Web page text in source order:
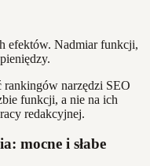
efektów. Nadmiar funkcji,
rankingów narzędzi SEO
funkcji, a nie na ich
redakcyjnej.
mocne i słabe